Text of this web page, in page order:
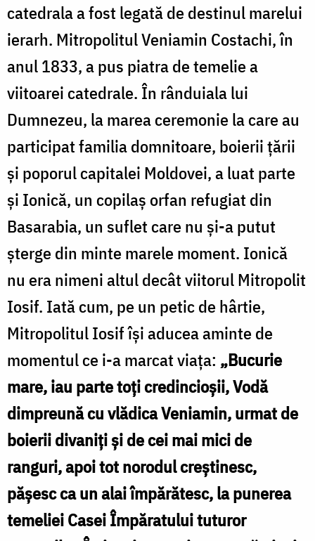
catedrala a fost legată de destinul marelui
ierarh. Mitropolitul Veniamin Costachi, în
anul 1833, a pus piatra de temelie a
viitoarei catedrale. În rânduiala lui
Dumnezeu, la marea ceremonie la care au
participat familia domnitoare, boierii ţării
şi poporul capitalei Moldovei, a luat parte
şi Ionică, un copilaş orfan refugiat din
Basarabia, un suflet care nu şi-a putut
şterge din minte marele moment. Ionică
nu era nimeni altul decât viitorul Mitropolit
Iosif. Iată cum, pe un petic de hârtie,
Mitropolitul Iosif îşi aducea aminte de
momentul ce i-a marcat viaţa: „Bucurie
mare, iau parte toţi credincioşii, Vodă
dimpreună cu vlădica Veniamin, urmat de
boierii divaniţi şi de cei mai mici de
ranguri, apoi tot norodul creştinesc,
păşesc ca un alai împărătesc, la punerea
temeliei Casei Împăratului tuturor